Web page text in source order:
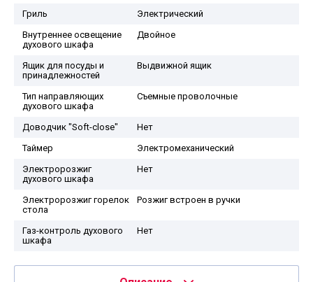
Гриль
Электрический
Внутреннее освещение
духового шкафа
Двойное
Ящик для посуды и
принадлежностей
Выдвижной ящик
Тип направляющих
духового шкафа
Съемные проволочные
Доводчик "Soft-close"
Нет
Таймер
Электромеханический
Электророзжиг
духового шкафа
Нет
Электророзжиг горелок
стола
Розжиг встроен в ручки
Газ-контроль духового
шкафа
Нет